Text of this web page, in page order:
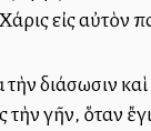
εἰς αὐτὸν
διάσωσιν
γῆν, ὅταν